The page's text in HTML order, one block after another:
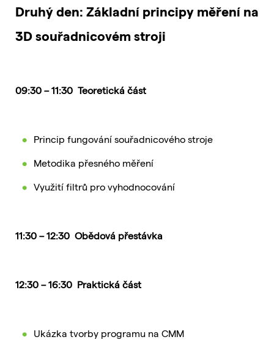
Druhý den: Základní principy měření na
3D souřadnicovém stroji
09:30 – 11:30 Teoretická část
Princip fungování souřadnicového stroje
Metodika přesného měření
Využití filtrů pro vyhodnocování
11:30 – 12:30 Obědová přestávka
12:30 – 16:30 Praktická část
Ukázka tvorby programu na CMM